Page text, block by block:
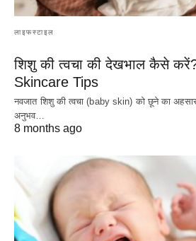
लाइफस्टाइल
शिशु की त्वचा की देखभाल कैसे
Skincare Tips
नवजात शिशु की त्वचा (baby skin) को छूने का
अनुभव…
8 months ago